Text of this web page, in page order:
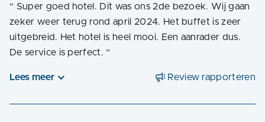
“ Super goed hotel. Dit was ons 2de bezoek. Wij gaan
zeker weer terug rond april 2024. Het buffet is zeer
uitgebreid. Het hotel is heel mooi. Een aanrader dus.
De service is perfect. “
Lees meer Review rapporteren